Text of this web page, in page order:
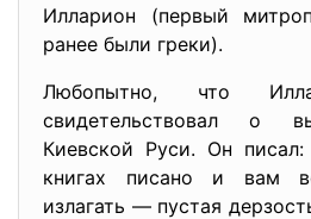
Илларион (первый
ранее были греки).
Любопытно, что
свидетельствовал о
Киевской Руси. Он
книгах писано и вам
излагать — пустая